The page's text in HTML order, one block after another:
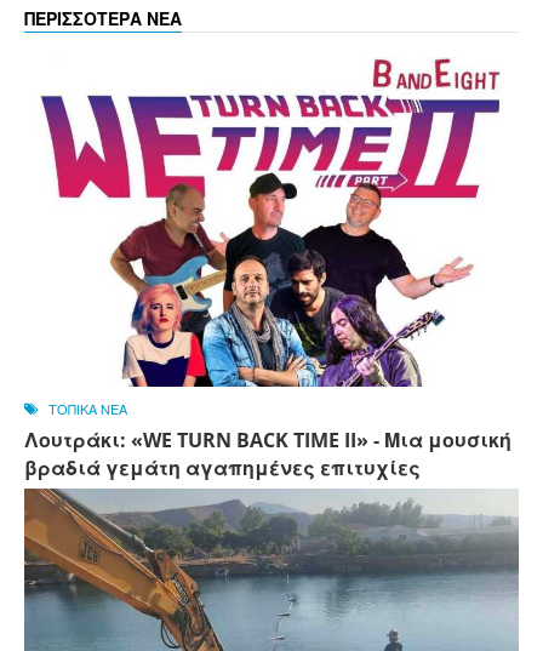
ΠΕΡΙΣΣΟΤΕΡΑ ΝΕΑ
ΤΟΠΙΚΑ ΝΕΑ
Λουτράκι: «WE TURN BACK TIME II» - Μια μουσική
βραδιά γεμάτη αγαπημένες επιτυχίες